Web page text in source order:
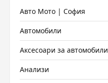
Авто Мото | София
Автомобили
Аксесоари за автомобили
Анализи